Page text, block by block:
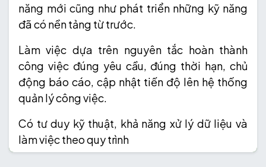
năng mới cũng như phát triển những kỹ năng
đã có nền tảng từ trước.
Làm việc dựa trên nguyên tắc hoàn thành
công việc đúng yêu cầu, đúng thời hạn, chủ
động báo cáo, cập nhật tiến độ lên hệ thống
quản lý công việc.
Có tư duy kỹ thuật, khả năng xử lý dữ liệu và
làm việc theo quy trình